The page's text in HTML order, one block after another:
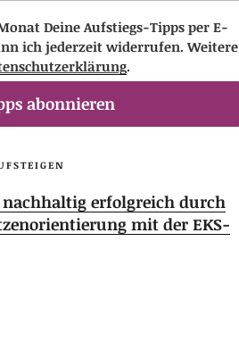
Deine Aufstiegs-Tipps per E-
ich jederzeit widerrufen. Weitere
.
abonnieren
erfolgreich durch
mit der EKS-